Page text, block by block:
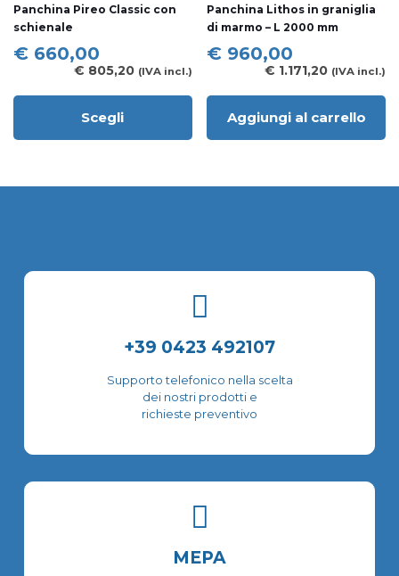
opzioni
possono
essere
scelte
pagina
opzioni
possono
essere
scelte
pagina
Panchina Pireo Classic con
schienale
€ 660,00
€ 805,20 (IVA incl.)
Scegli
prodotto
scelte
Panchina Lithos in graniglia
di marmo – L 2000 mm
€ 960,00
€ 1.171,20 (IVA incl.)
Aggiungi al carrello
+39 0423 492107
Supporto telefonico nella scelta
dei nostri prodotti e
richieste preventivo
MEPA